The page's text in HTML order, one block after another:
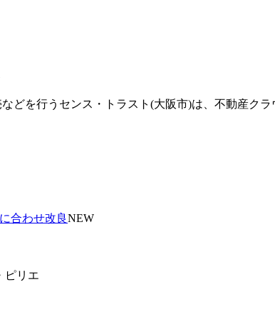
どを行うセンス・トラスト(大阪市)は、不動産クラ
合わせ改良NEW
ピリエ